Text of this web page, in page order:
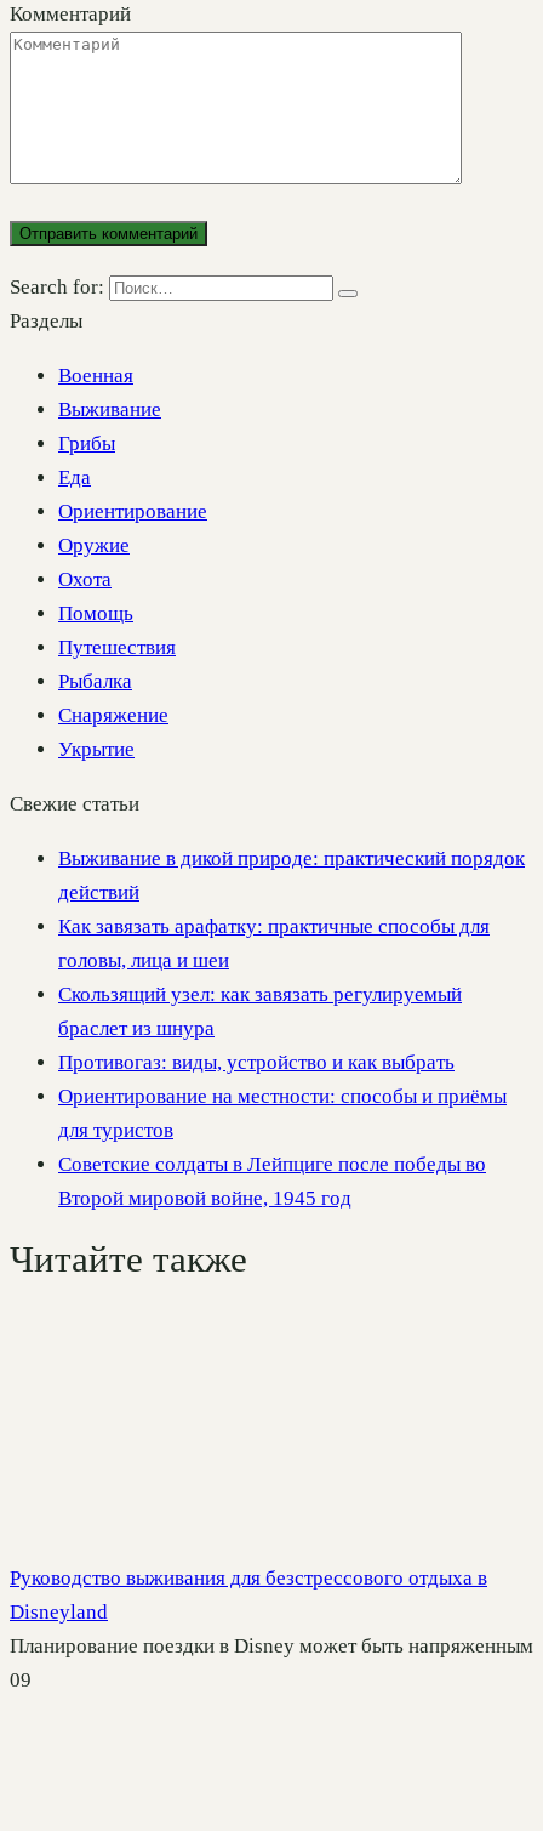
Комментарий
Search for:
Разделы
Военная
Выживание
Грибы
Еда
Ориентирование
Оружие
Охота
Помощь
Путешествия
Рыбалка
Снаряжение
Укрытие
Свежие статьи
Выживание в дикой природе: практический порядок
действий
Как завязать арафатку: практичные способы для
головы, лица и шеи
Скользящий узел: как завязать регулируемый
браслет из шнура
Противогаз: виды, устройство и как выбрать
Ориентирование на местности: способы и приёмы
для туристов
Советские солдаты в Лейпциге после победы во
Второй мировой войне, 1945 год
Читайте также
Руководство выживания для безстрессового отдыха в
Disneyland
Планирование поездки в Disney может быть напряженным
09